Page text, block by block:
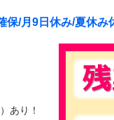
/月9日休み/夏休み
あり！